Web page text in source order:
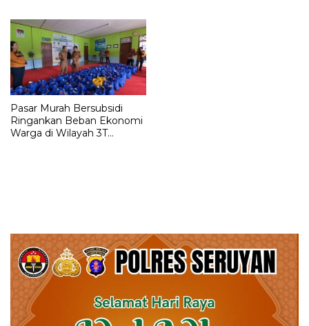
Pasar Murah Bersubsidi
Ringankan Beban Ekonomi
Warga di Wilayah 3T